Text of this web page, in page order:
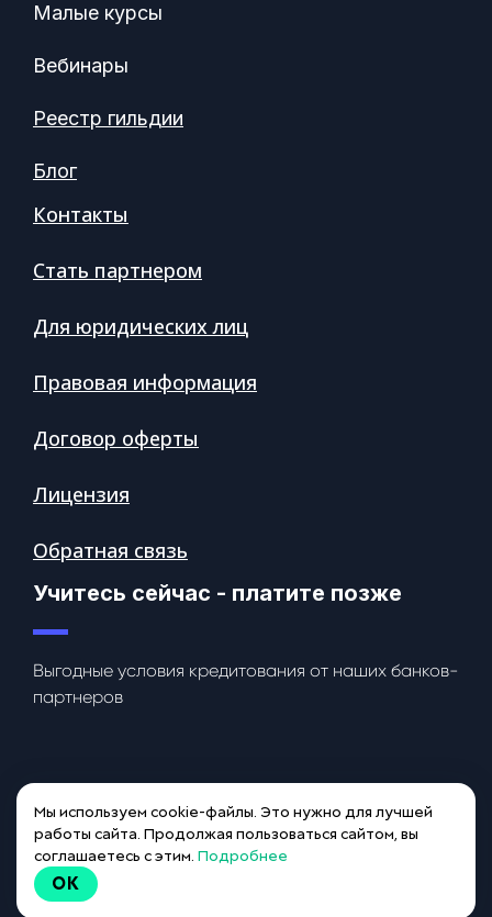
Малые курсы
Вебинары
Реестр гильдии
Блог
Контакты
Стать партнером
Для юридических лиц
Правовая информация
Договор оферты
Лицензия
Обратная связь
Учитесь сейчас - платите позже
Выгодные условия кредитования от наших банков-
партнеров
Подать
заявку на
Мы используем cookie-файлы. Это нужно для лучшей
работы сайта. Продолжая пользоваться сайтом, вы
соглашаетесь с этим. Подробнее
OK